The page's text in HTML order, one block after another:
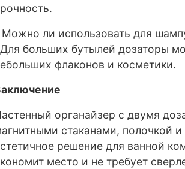
ли использовать для
Для больших бутылей дозаторы
флаконов и косметики.
органайзер с двумя
стаканами, полочкой
решение для ванной
место и не требует